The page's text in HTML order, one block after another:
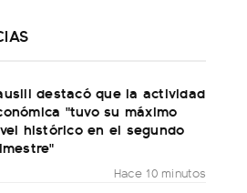
destacó que la actividad
"tuvo su máximo
histórico en el segundo
Hace 10 minutos